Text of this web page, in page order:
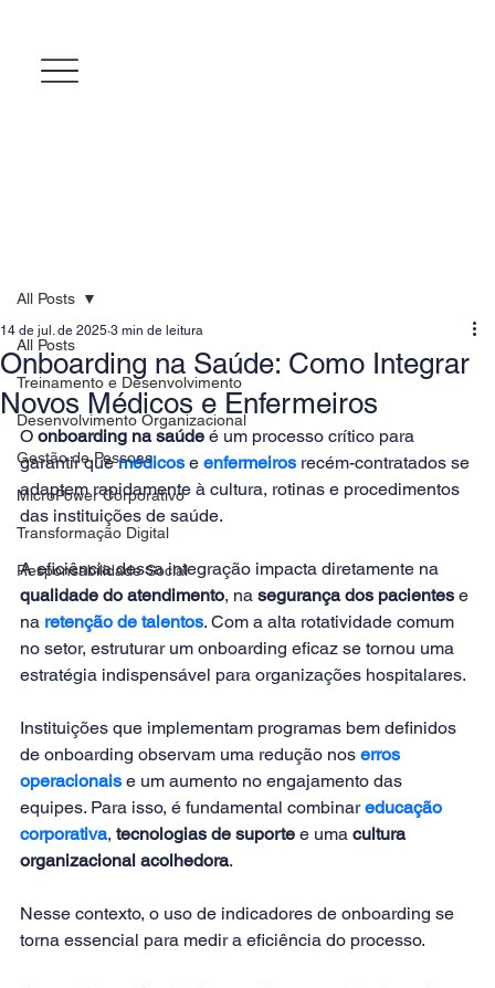
All Posts
Treinamento e Desenvolvimento
Desenvolvimento Organizacional
Gestão de Pessoas
MicroPower Corporativo
Transformação Digital
Responsabilidade Social
All Posts
Onboarding na Saúde: Como Integrar
Novos Médicos e Enfermeiros
14 de jul. de 2025 3 min de leitura
O onboarding na saúde é um processo crítico para
garantir que médicos e enfermeiros recém-contratados se
adaptem rapidamente à cultura, rotinas e procedimentos
das instituições de saúde.
A eficiência dessa integração impacta diretamente na
qualidade do atendimento, na segurança dos pacientes e
na retenção de talentos. Com a alta rotatividade comum
no setor, estruturar um onboarding eficaz se tornou uma
estratégia indispensável para organizações hospitalares.
Instituições que implementam programas bem definidos
de onboarding observam uma redução nos erros
operacionais e um aumento no engajamento das
equipes. Para isso, é fundamental combinar educação
corporativa, tecnologias de suporte e uma cultura
organizacional acolhedora.
Nesse contexto, o uso de indicadores de onboarding se
torna essencial para medir a eficiência do processo.